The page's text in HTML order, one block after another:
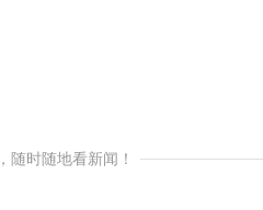
随时随地看新闻！